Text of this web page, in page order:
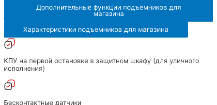
Дополнительные функции подъемников для
магазина
Характеристики подъемников для магазина
КПУ на первой остановке в защитном шкафу (для уличного
исполнения)
Бесконтактные датчики